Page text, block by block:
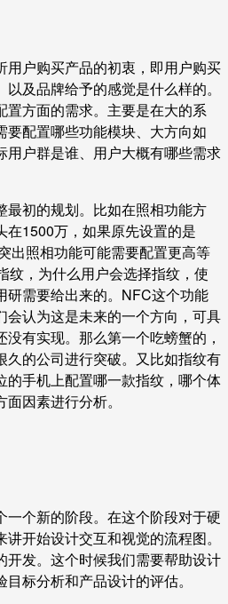
用户购买产品的初衷，即用户购买
及品牌给予的感觉是什么样的。
置方面的需求。主要是在大的系
要配置哪些功能模块、大方向如
用户群是谁、用户大概有哪些需求
最初的规划。比如在照相功能方
在1500万，如果原先设置的是
出照相功能可能需要配置更高等
纹，为什么用户会选择指纹，使
研需要给出来的。NFC这个功能
会认为这是未来的一个方向，可具
有实现。那么第一个吃螃蟹的，
久的公司进行突破。又比如指纹有
的手机上配置哪一款指纹，哪个体
因素进行分析。
一个新的阶段。在这个阶段对于硬
开始设计交互和视觉的流程图。
开发。这个时候我们需要帮助设计
标分析和产品设计的评估。